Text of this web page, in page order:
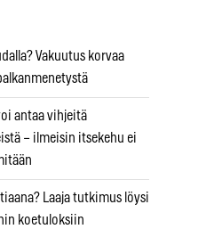
Vakuutus korvaa
antaa vihjeitä
– ilmeisin itsekehu ei
Laaja tutkimus löysi
koetuloksiin